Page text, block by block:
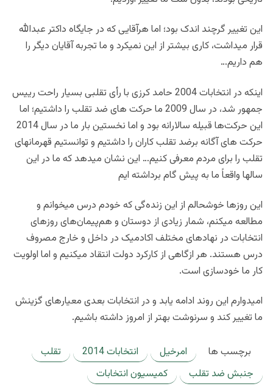
این تغییر گرچند اندک بود؛ اما هرآقایی که در جایگاه داکتر عبدالله
قرار میداشت، کاری بیشتر از این نمیکرد و ما تجربه آقایان دیگر را
هم داریم…
اینکه در انتخابات 2004 حامد کرزی با رأی تقلبی بسیار راحت رییس
جمهور شد، در سال 2009 ما حرکت های ضد تقلب را داشتیم؛ اما
این حرکت‌ها قبیله سالارانه بود و اما نخستین بار ما در سال 2014
حرکت های آگانه برضد تقلب کاران را داشتیم و توانستیم قهرمانهای
تقلب را برای مردم معرفی کنیم… این نشان میدهد که ما در این
سالها واقعاً ما به پیش گام برداشته ایم
این روزها خوشحالم‌ از این زنده‌گی که خودم درس میخوانم و
مطالعه میکنم، شمار زیادی از دوستان و هم‌پیمان‌های روزهای
انتخابات در نهادهای مختلف اکادمیک در داخل و خارج مصروف
درس هستند. هر ازگاهی از کارکرد دولت انتقاد میکنیم و اما اولویت
کار ما خودسازی است.
امیدوارم این روند ادامه یابد و در انتخابات بعدی معیارهای گزینش
ما تغییر کند و سرنوشت بهتر از امروز داشته باشیم.
برچسب ها امرخیل انتخابات 2014
تقلب
جنبش ضد تقلب
کمیسیون انتخابات